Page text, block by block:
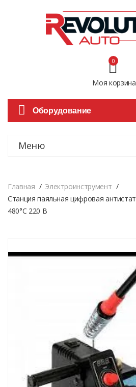
Моя корзина
0
Оборудование
Меню
Главная
Электроинструмент
Станция паяльная цифровая
480°C 220 В